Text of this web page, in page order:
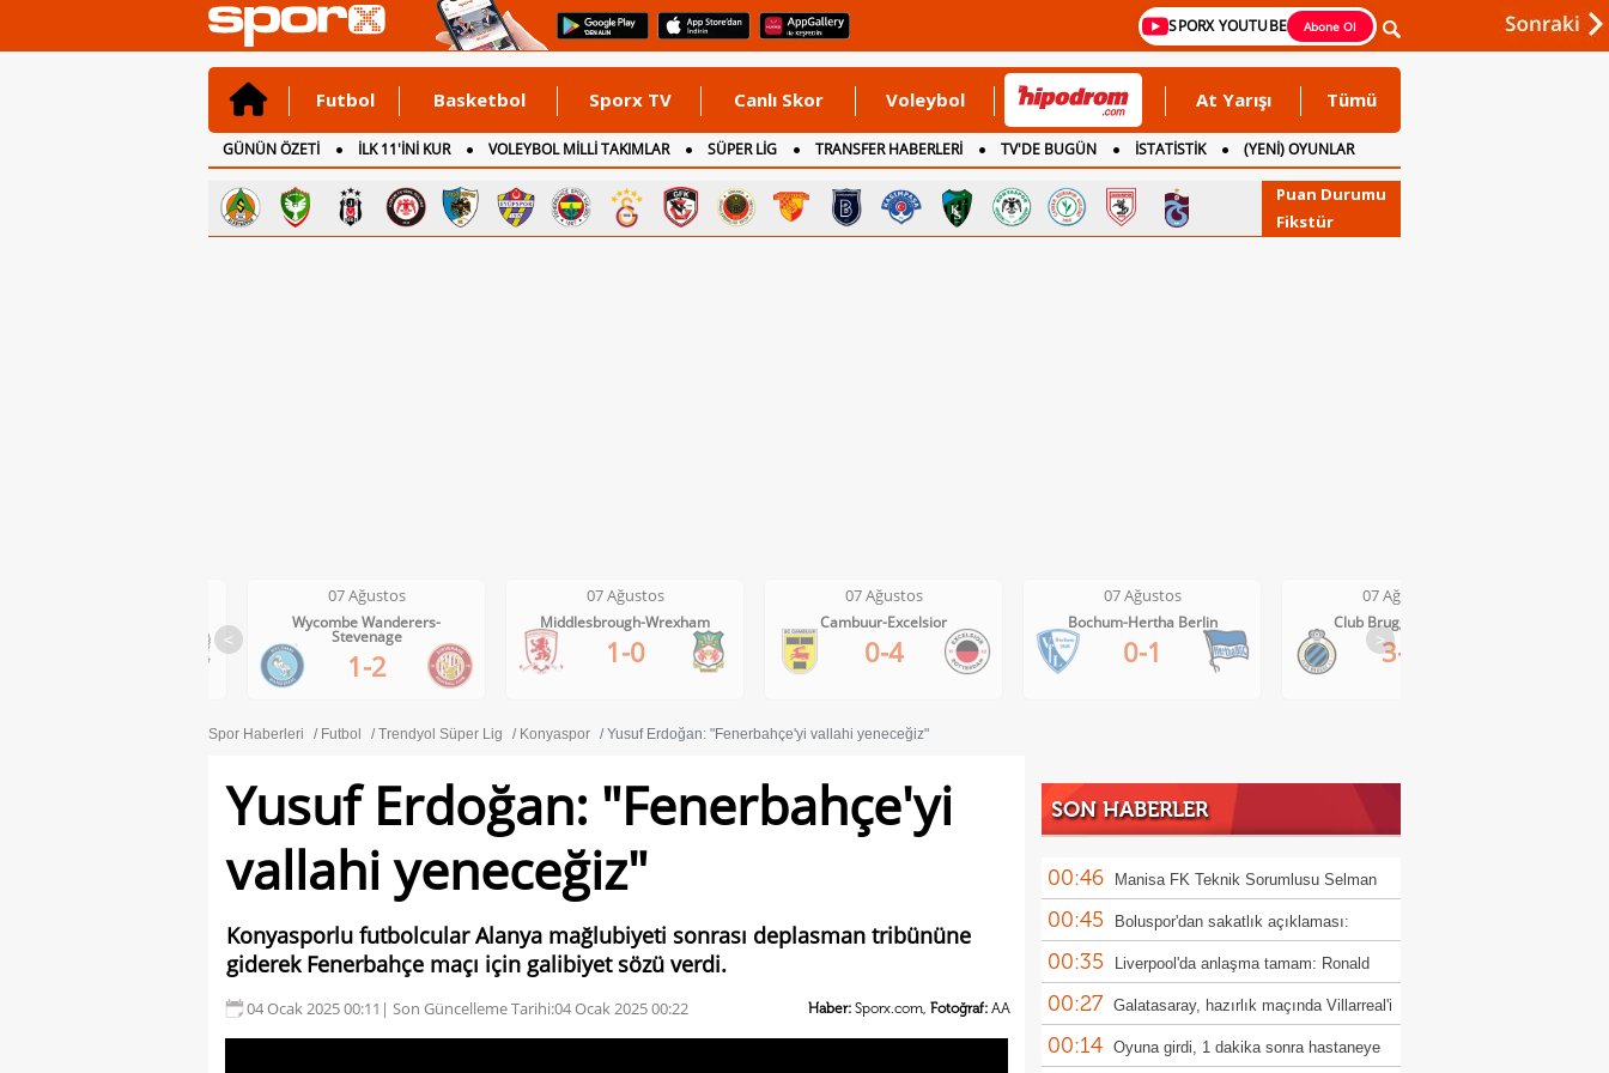
SPORX YOUTUBE Abone Ol
Futbol Basketbol Sporx TV Canlı Skor Voleybol At Yarışı Tümü
GÜNÜN ÖZETİ İLK 11'İNİ KUR VOLEYBOL MİLLİ TAKIMLAR SÜPER LİG TRANSFER HABERLERİ TV'DE BUGÜN İSTATİSTİK
(YENİ) OYUNLAR
CANLI ANLATIM
İNGİLTERE
Puan Durumu
Fikstür
<
07 Ağustos
Middlesbrough-Wrexham
1-0
07 Ağustos
Cambuur-Excelsior
0-4
07 Ağustos
Bochum-Hertha Berlin
0-1
07 Ağustos
Club Brugge-Kortrijk
3-0
07 Ağustos
Altach-WSG Tirol
>
Spor Haberleri Futbol Trendyol Süper Lig Konyaspor Yusuf Erdoğan: "Fenerbahçe'yi vallahi yeneceğiz"
Yusuf Erdoğan: "Fenerbahçe'yi
vallahi yeneceğiz"
Konyasporlu futbolcular Alanya mağlubiyeti sonrası deplasman tribününe
giderek Fenerbahçe maçı için galibiyet sözü verdi.
04 Ocak 2025 00:11 | Son Güncelleme Tarihi:04 Ocak 2025 00:22 Haber: Sporx.com, Fotoğraf: AA
SON HABERLER
00:46 Manisa FK Teknik Sorumlusu Selman
Coşkun'dan galibiyet yorumu
00:45 Boluspor'dan sakatlık açıklaması:
"Fibula kemiği kırıldı"
00:35 Liverpool'da anlaşma tamam: Ronald
Araujo
00:27 Galatasaray, hazırlık maçında Villarreal'i
konuk edecek
00:14 Oyuna girdi, 1 dakika sonra hastaneye